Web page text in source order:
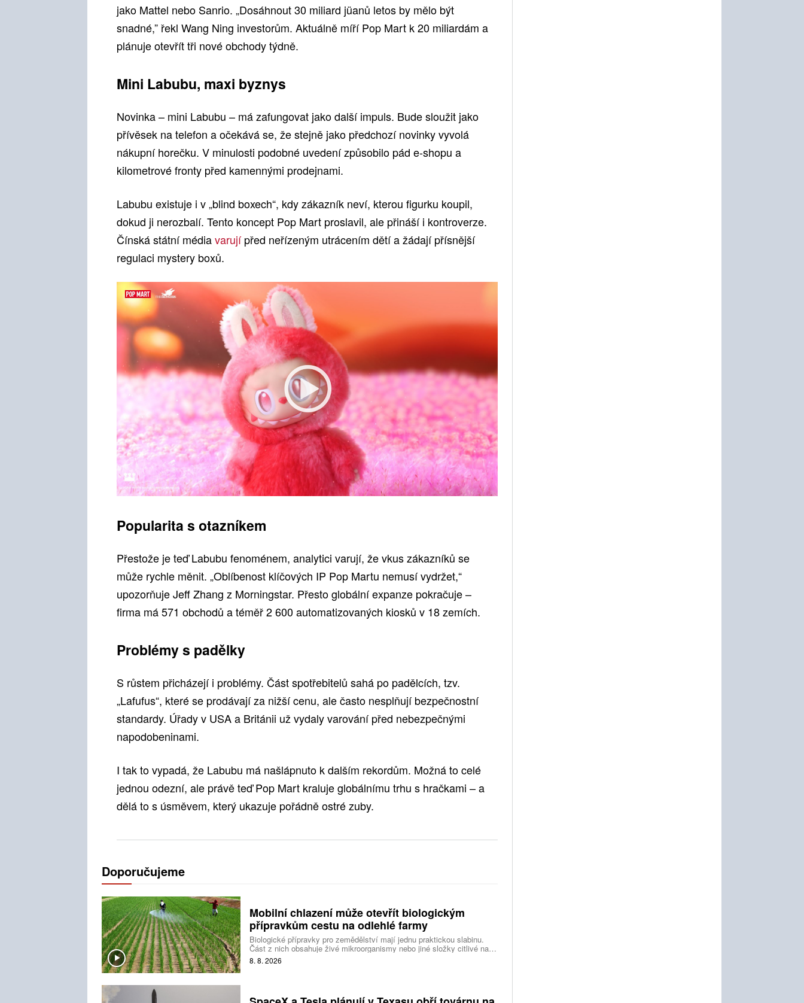
jako Mattel nebo Sanrio. „Dosáhnout 30 miliard jüanů letos by mělo být
snadné,” řekl Wang Ning investorům. Aktuálně míří Pop Mart k 20 miliardám a
plánuje otevřít tři nové obchody týdně.
Mini Labubu, maxi byznys
Novinka – mini Labubu – má zafungovat jako další impuls. Bude sloužit jako
přívěsek na telefon a očekává se, že stejně jako předchozí novinky vyvolá
nákupní horečku. V minulosti podobné uvedení způsobilo pád e-shopu a
kilometrové fronty před kamennými prodejnami.
Labubu existuje i v „blind boxech“, kdy zákazník neví, kterou figurku koupil,
dokud ji nerozbalí. Tento koncept Pop Mart proslavil, ale přináší i kontroverze.
Čínská státní médiavarujípřed neřízeným utrácením dětí a žádají přísnější
regulaci mystery boxů.
Popularita s otazníkem
Přestože je teď Labubu fenoménem, analytici varují, že vkus zákazníků se
může rychle měnit. „Oblíbenost klíčových IP Pop Martu nemusí vydržet,“
upozorňuje Jeff Zhang z Morningstar. Přesto globální expanze pokračuje –
firma má 571 obchodů a téměř 2 600 automatizovaných kiosků v 18 zemích.
Problémy s padělky
S růstem přicházejí i problémy. Část spotřebitelů sahá po padělcích, tzv.
„Lafufus“, které se prodávají za nižší cenu, ale často nesplňují bezpečnostní
standardy. Úřady v USA a Británii už vydaly varování před nebezpečnými
napodobeninami.
I tak to vypadá, že Labubu má našlápnuto k dalším rekordům. Možná to celé
jednou odezní, ale právě teď Pop Mart kraluje globálnímu trhu s hračkami – a
dělá to s úsměvem, který ukazuje pořádně ostré zuby.
Doporučujeme
Mobilní chlazení může otevřít biologickým
přípravkům cestu na odlehlé farmy
Biologické přípravky pro zemědělství mají jednu praktickou slabinu.
Část z nich obsahuje živé mikroorganismy nebo jiné složky citlivé na
teplotu, takže při dlouhém skladování v horku, mrazu nebo mimo
doporučené podmínky mohou ztrácet účinnost. Problém je zvlášť
8. 8. 2026